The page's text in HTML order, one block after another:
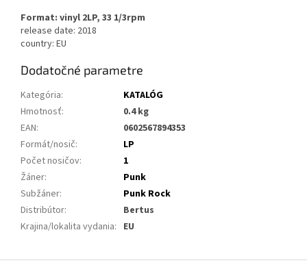
Format: vinyl 2LP, 33 1/3rpm
release date: 2018
country: EU
Dodatočné parametre
Kategória:
KATALÓG
Hmotnosť:
0.4 kg
EAN:
0602567894353
Formát/nosič:
LP
Počet nosičov:
1
Žáner:
Punk
Subžáner:
Punk Rock
Distribútor:
Bertus
Krajina/lokalita vydania: EU